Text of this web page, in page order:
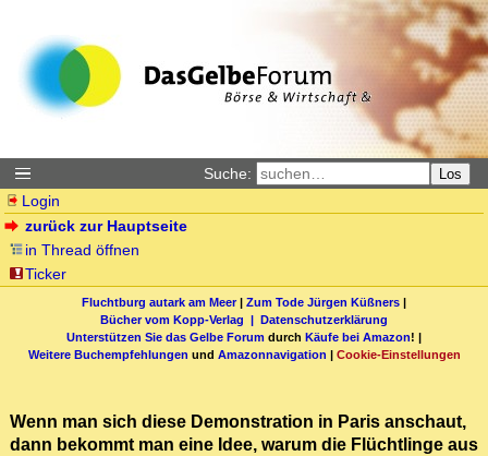
Suche: Los
Login
zurück zur Hauptseite
in Thread öffnen
Ticker
Fluchtburg autark am Meer| Zum Tode Jürgen Küßners |
Bücher vom Kopp-Verlag | Datenschutzerklärung
Unterstützen Sie das Gelbe Forum durch Käufe bei Amazon! |
Weitere Buchempfehlungen und Amazonnavigation | Cookie-Einstellungen
Wenn man sich diese Demonstration in Paris anschaut,
dann bekommt man eine Idee, warum die Flüchtlinge aus